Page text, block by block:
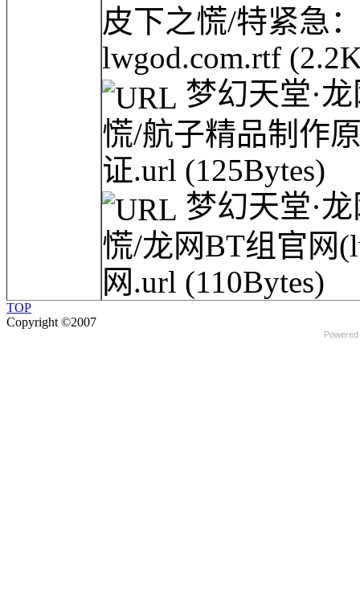
皮下之慌/特紧急
lwgod.com.rtf
梦幻天堂·
慌/航子精品制作
证.url (125Bytes)
梦幻天堂·
慌/龙网BT组官网
网.url (110Bytes)
TOP
Copyright ©2007